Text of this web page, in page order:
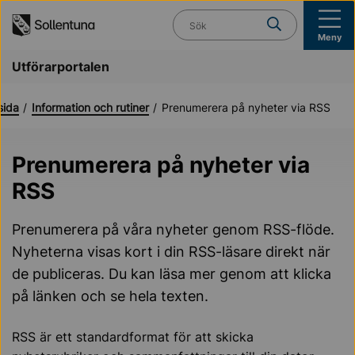
Vad söker du?
Meny
Utförarportalen
Information och rutiner Prenumerera på nyheter via RSS
Prenumerera på nyheter via
RSS
Prenumerera på våra nyheter genom RSS-flöde.
Nyheterna visas kort i din RSS-läsare direkt när
de publiceras. Du kan läsa mer genom att klicka
på länken och se hela texten.
RSS är ett standardformat för att skicka